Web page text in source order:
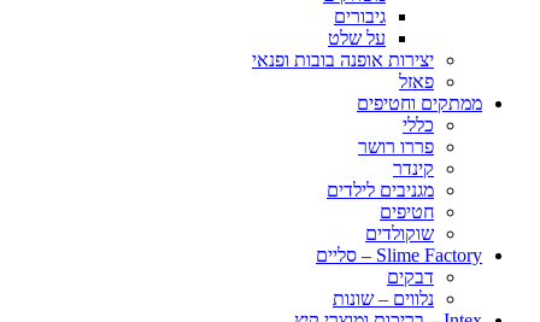
גיבורים
על שלט
יצירות אופנה בובות ופנאי
פאזל
ממתקים וחטיפים
כללי
פררו רושר
קינדר
מגניבים לילדים
חטיפים
שוקולדים
Slime Factory – סליים
דבקים
נלווים – שונות